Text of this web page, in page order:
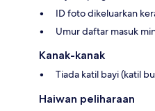
ID foto dikeluarkan
Umur daftar masuk
Kanak-kanak
Tiada katil bayi (katil
Haiwan peliharaan